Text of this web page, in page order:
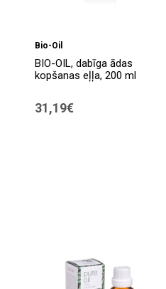
Bio-Oil
BIO-OIL, dabīga ādas
kopšanas eļļa, 200 ml
31,19€